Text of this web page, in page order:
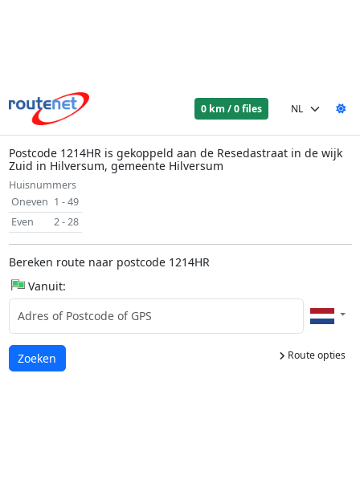
0 km / 0 files
Postcode 1214HR is gekoppeld aan de Resedastraat in de wijk
Zuid in Hilversum, gemeente Hilversum
Huisnummers
Oneven 1 - 49
Even
2 - 28
Bereken route naar postcode 1214HR
Vanuit:
Route opties
Laden...
Zoeken